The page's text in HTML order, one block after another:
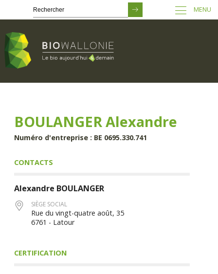
principal
MENU
BOULANGER Alexandre
Numéro d'entreprise : BE 0695.330.741
CONTACTS
Alexandre BOULANGER
SIÈGE SOCIAL
Rue du vingt-quatre août, 35
6761 - Latour
CERTIFICATION